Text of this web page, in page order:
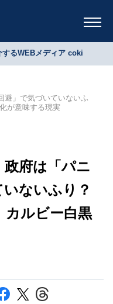
するWEBメディア coki
避」で気づいていないふ
が意味する現実
府は「パニ
ないふり？
カルビー白黒